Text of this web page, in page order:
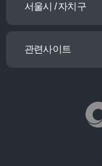
서울시 / 자치구
관련사이트